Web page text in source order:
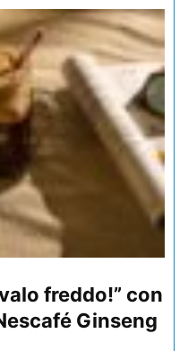
freddo!” con
Ginseng